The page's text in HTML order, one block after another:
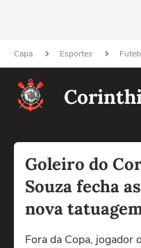
Capa Esportes
Goleiro do
Souza fecha
nova
Fora da Copa, jogador